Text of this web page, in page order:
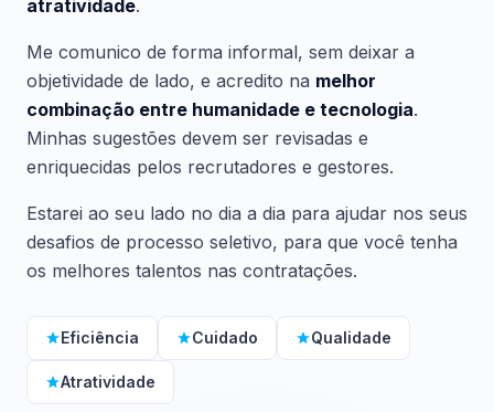
atratividade.
Me comunico de forma informal, sem deixar a
objetividade de lado, e acredito na melhor
combinação entre humanidade e tecnologia.
Minhas sugestões devem ser revisadas e
enriquecidas pelos recrutadores e gestores.
Estarei ao seu lado no dia a dia para ajudar nos seus
desafios de processo seletivo, para que você tenha
os melhores talentos nas contratações.
Eficiência Cuidado Qualidade
Atratividade